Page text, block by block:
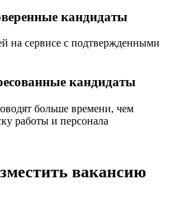
кандидаты
на сервисе с подтвержденными
кандидаты
больше времени, чем
работы и персонала
вакансию